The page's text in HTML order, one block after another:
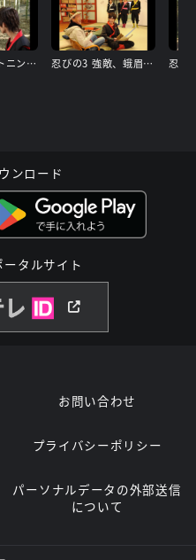
忍びの2 ラストニンジャになる! 忍びの3 強敵、蛾眉あらわる!
ンロード
タルサイト
お問い合わせ
プライバシーポリシー
パーソナルデータの外部送信
について